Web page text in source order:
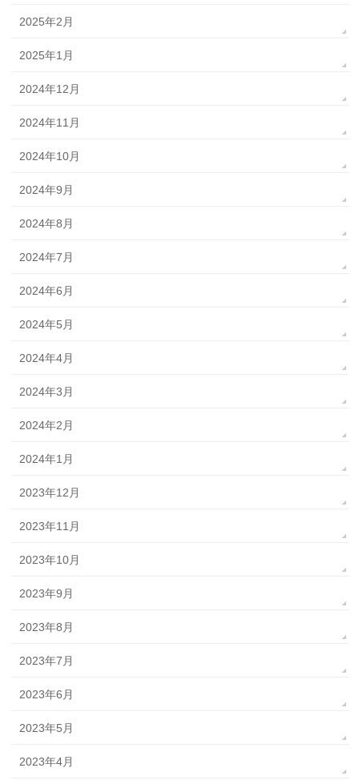
2025年2月
2025年1月
2024年12月
2024年11月
2024年10月
2024年9月
2024年8月
2024年7月
2024年6月
2024年5月
2024年4月
2024年3月
2024年2月
2024年1月
2023年12月
2023年11月
2023年10月
2023年9月
2023年8月
2023年7月
2023年6月
2023年5月
2023年4月